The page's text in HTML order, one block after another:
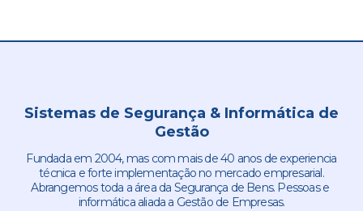
Sistemas de Segurança & Informática de
Gestão
Fundada em 2004, mas com mais de 40 anos de experiencia
técnica e forte implementação no mercado empresarial.
Abrangemos toda a área da Segurança de Bens. Pessoas e
informática aliada a Gestão de Empresas.